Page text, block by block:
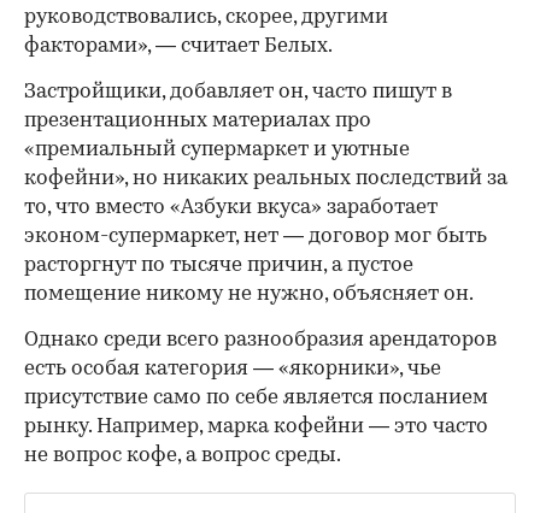
руководствовались, скорее, другими
факторами», — считает Белых.
Застройщики, добавляет он, часто пишут в
презентационных материалах про
«премиальный супермаркет и уютные
кофейни», но никаких реальных последствий за
то, что вместо «Азбуки вкуса» заработает
эконом-супермаркет, нет — договор мог быть
расторгнут по тысяче причин, а пустое
помещение никому не нужно, объясняет он.
Однако среди всего разнообразия арендаторов
есть особая категория — «якорники», чье
присутствие само по себе является посланием
рынку. Например, марка кофейни — это часто
не вопрос кофе, а вопрос среды.